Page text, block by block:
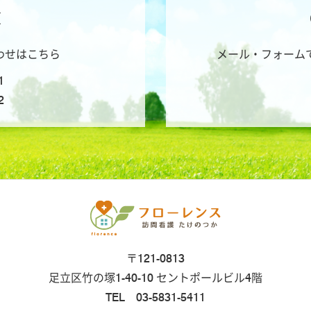
せはこちら
メール・フォーム
〒121-0813
足立区竹の塚1-40-10 セントポールビル4階
TEL 03-5831-5411